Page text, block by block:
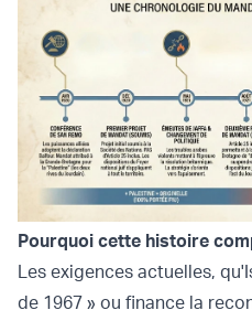
Pourquoi cette histoire
Les exigences actuelles,
de 1967 » ou finance la